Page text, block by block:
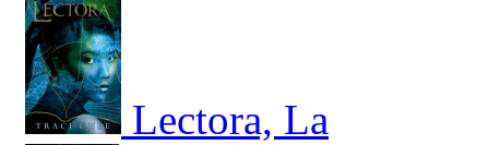
Lectora, La